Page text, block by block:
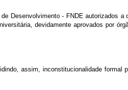
Desenvolvimento - FNDE autorizados
devidamente aprovados por
assim, inconstitucionalidade formal